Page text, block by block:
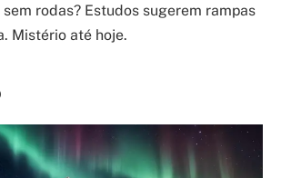
rodas? Estudos sugerem rampas
Mistério até hoje.